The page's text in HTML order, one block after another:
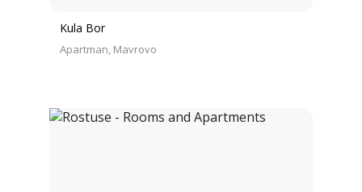
Kula Bor
Apartman Mavrovo